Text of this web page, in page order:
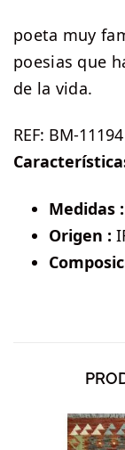
poeta muy
poesias que
de la vida.
REF: BM-11194
Medidas :
Origen :